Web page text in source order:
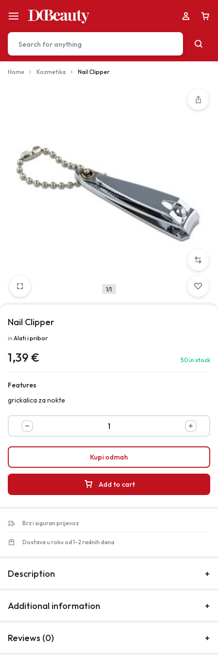
Shop What's New
Sign in
Home Kozmetika Nail Clipper
1/1
Nail Clipper
in Alati i pribor
1,39 € 50 in stock
Features
grickalica za nokte
Add to cart
Kupi odmah
Brz i siguran prijevoz
Dostava u roku od 1-2 radnih dana
Description
Additional information
Reviews (0)